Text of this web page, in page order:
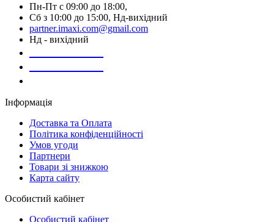
Пн-Пт с 09:00 до 18:00,
Сб з 10:00 до 15:00, Нд-вихідний
partner.imaxi.com@gmail.com
Нд - вихідний
Інформація
Доставка та Оплата
Політика конфіденційності
Умов угоди
Партнери
Товари зі знижкою
Карта сайту
Особистий кабінет
Особистий кабінет